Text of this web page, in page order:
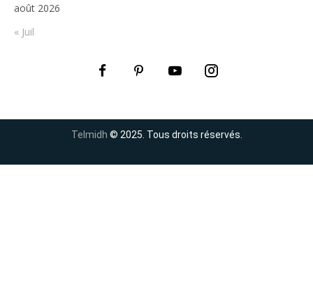
août 2026
« Juil
Telmidh © 2025. Tous droits réservés.